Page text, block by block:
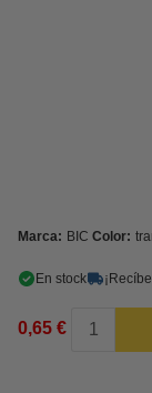
Marca: BIC Color:
En stock
0,65 €